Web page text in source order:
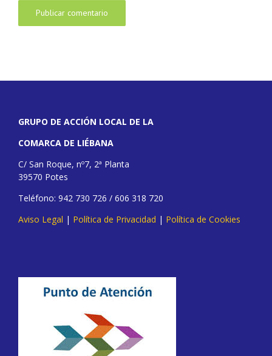
GRUPO DE ACCIÓN LOCAL DE LA
COMARCA DE LIÉBANA
C/ San Roque, nº7, 2ª Planta
39570 Potes
Teléfono: 942 730 726 / 606 318 720
Aviso Legal | Política de Privacidad | Política de Cookies